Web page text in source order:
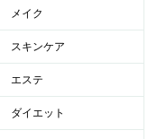
メイク
スキンケア
エステ
ダイエット